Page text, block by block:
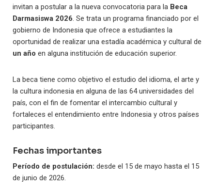
invitan a postular a la nueva convocatoria para la Beca
Darmasiswa 2026.Se trata unprogramafinanciado por el
gobierno de Indonesia que ofrece a estudiantes la
oportunidad de realizar una estadía académica y cultural de
un año en alguna institución de educación superior.
La beca tiene como objetivo el estudio del idioma, el arte y
la cultura indonesia en alguna de las 64 universidades del
país, con el fin de fomentar el intercambio cultural y
fortaleces el entendimiento entre Indonesia y otros países
participantes.
Fechas importantes
Período de postulación: desde el 15 de mayo hasta el 15
de junio de 2026.